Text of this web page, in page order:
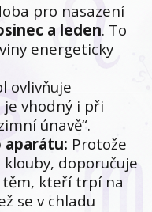
pro nasazení
a leden. To
energeticky
ovlivňuje
vhodný i při
únavě“.
aparátu: Protože
doporučuje
těm, kteří trpí na
se v chladu